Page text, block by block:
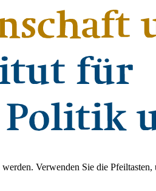
Verwenden Sie die